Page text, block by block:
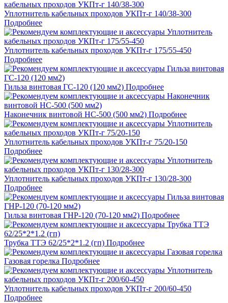
Уплотнитель кабельных проходов УКПт-г 140/38-300
Подробнее
Уплотнитель кабельных проходов УКПт-г 175/55-450
Подробнее
Гильза винтовая ГС-120 (120 мм2) Подробнее
Наконечник винтовой НС-500 (500 мм2) Подробнее
Уплотнитель кабельных проходов УКПт-г 75/20-150
Подробнее
Уплотнитель кабельных проходов УКПт-г 130/28-300
Подробнее
Гильза винтовая ГНР-120 (70-120 мм2) Подробнее
Трубка ТТЭ 62/25*2*1.2 (гп) Подробнее
Газовая горелка Подробнее
Уплотнитель кабельных проходов УКПт-г 200/60-450
Подробнее